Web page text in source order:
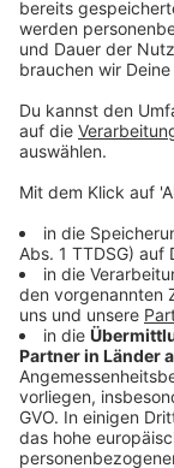
©Copyright:
Die vier
Doch das
Anzeige
©Copyright:
Und plötzlich
Anzeige